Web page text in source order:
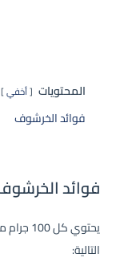
المحتويات أخفي
فوائد الخرشوف
فوائد
يحتوي
التالية: